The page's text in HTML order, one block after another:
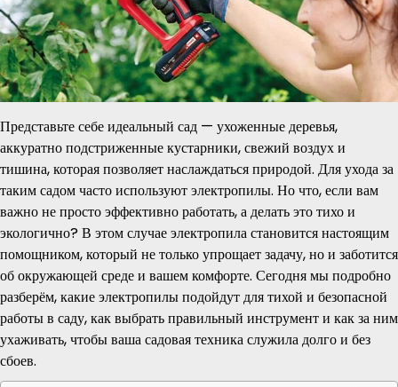
Представьте себе идеальный сад — ухоженные деревья,
аккуратно подстриженные кустарники, свежий воздух и
тишина, которая позволяет наслаждаться природой. Для ухода за
таким садом часто используют электропилы. Но что, если вам
важно не просто эффективно работать, а делать это тихо и
экологично? В этом случае электропила становится настоящим
помощником, который не только упрощает задачу, но и заботится
об окружающей среде и вашем комфорте. Сегодня мы подробно
разберём, какие электропилы подойдут для тихой и безопасной
работы в саду, как выбрать правильный инструмент и как за ним
ухаживать, чтобы ваша садовая техника служила долго и без
сбоев.